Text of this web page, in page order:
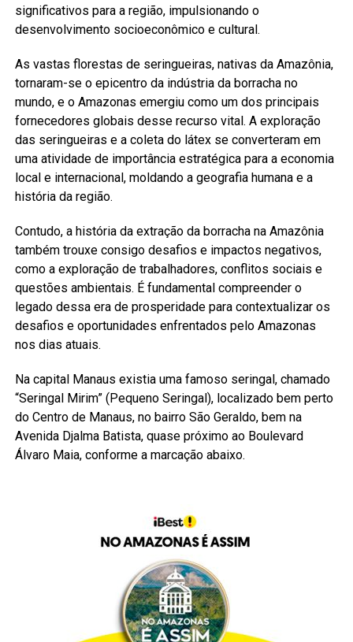
significativos para a região, impulsionando o
desenvolvimento socioeconômico e cultural.
As vastas florestas de seringueiras, nativas da Amazônia,
tornaram-se o epicentro da indústria da borracha no
mundo, e o Amazonas emergiu como um dos principais
fornecedores globais desse recurso vital. A exploração
das seringueiras e a coleta do látex se converteram em
uma atividade de importância estratégica para a economia
local e internacional, moldando a geografia humana e a
história da região.
Contudo, a história da extração da borracha na Amazônia
também trouxe consigo desafios e impactos negativos,
como a exploração de trabalhadores, conflitos sociais e
questões ambientais. É fundamental compreender o
legado dessa era de prosperidade para contextualizar os
desafios e oportunidades enfrentados pelo Amazonas
nos dias atuais.
Na capital Manaus existia uma famoso seringal, chamado
“Seringal Mirim” (Pequeno Seringal), localizado bem perto
do Centro de Manaus, no bairro São Geraldo, bem na
Avenida Djalma Batista, quase próximo ao Boulevard
Álvaro Maia, conforme a marcação abaixo.